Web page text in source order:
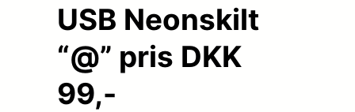
USB Neonskilt
“@” pris DKK
99,-